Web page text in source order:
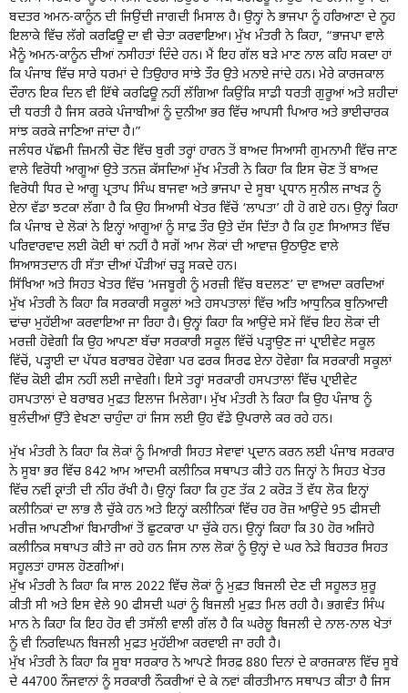
ਬਦਤਰ ਅਮਨ-ਕਾਨੂੰਨ ਦੀ ਜਿਉਂਦੀ ਜਾਗਦੀ ਮਿਸਾਲ ਹੈ। ਉਨ੍ਹਾਂ ਨੇ ਭਾਜਪਾ ਨੂੰ ਹਰਿਆਣਾ ਦੇ ਨੂਹ
ਇਲਾਕੇ ਵਿੱਚ ਲੱਗੇ ਕਰਫਿਊ ਦਾ ਵੀ ਚੇਤਾ ਕਰਵਾਇਆ। ਮੁੱਖ ਮੰਤਰੀ ਨੇ ਕਿਹਾ, “ਭਾਜਪਾ ਵਾਲੇ
ਮੈਨੂੰ ਅਮਨ-ਕਾਨੂੰਨ ਦੀਆਂ ਨਸੀਹਤਾਂ ਦਿੰਦੇ ਹਨ। ਮੈਂ ਇਹ ਗੱਲ ਬੜੇ ਮਾਣ ਨਾਲ ਕਹਿ ਸਕਦਾ ਹਾਂ
ਕਿ ਪੰਜਾਬ ਵਿੱਚ ਸਾਰੇ ਧਰਮਾਂ ਦੇ ਤਿਉਹਾਰ ਸਾਂਝੇ ਤੌਰ ਉਤੇ ਮਨਾਏ ਜਾਂਦੇ ਹਨ। ਮੇਰੇ ਕਾਰਜਕਾਲ
ਦੌਰਾਨ ਇਕ ਦਿਨ ਵੀ ਇੱਥੇ ਕਰਫਿਊ ਨਹੀਂ ਲੱਗਿਆ ਕਿਉਂਕਿ ਸਾਡੀ ਧਰਤੀ ਗੁਰੂਆਂ ਅਤੇ ਸ਼ਹੀਦਾਂ
ਦੀ ਧਰਤੀ ਹੈ ਜਿਸ ਕਰਕੇ ਪੰਜਾਬੀਆਂ ਨੂੰ ਦੁਨੀਆ ਭਰ ਵਿੱਚ ਆਪਸੀ ਪਿਆਰ ਅਤੇ ਭਾਈਚਾਰਕ
ਸਾਂਝ ਕਰਕੇ ਜਾਣਿਆ ਜਾਂਦਾ ਹੈ।”
ਜਲੰਧਰ ਪੱਛਮੀ ਜ਼ਿਮਨੀ ਚੋਣ ਵਿੱਚ ਬੁਰੀ ਤਰ੍ਹਾਂ ਹਾਰਨ ਤੋਂ ਬਾਅਦ ਸਿਆਸੀ ਗੁਮਨਾਮੀ ਵਿੱਚ ਜਾਣ
ਵਾਲੇ ਵਿਰੋਧੀ ਆਗੂਆਂ ਉਤੇ ਤਨਜ਼ ਕੱਸਦਿਆਂ ਮੁੱਖ ਮੰਤਰੀ ਨੇ ਕਿਹਾ ਕਿ ਇਸ ਚੋਣ ਤੋਂ ਬਾਅਦ
ਵਿਰੋਧੀ ਧਿਰ ਦੇ ਆਗੂ ਪ੍ਰਤਾਪ ਸਿੰਘ ਬਾਜਵਾ ਅਤੇ ਭਾਜਪਾ ਦੇ ਸੂਬਾ ਪ੍ਰਧਾਨ ਸੁਨੀਲ ਜਾਖੜ ਨੂੰ
ਏਨਾ ਵੱਡਾ ਝਟਕਾ ਲੱਗਾ ਹੈ ਕਿ ਉਹ ਸਿਆਸੀ ਖੇਤਰ ਵਿੱਚੋਂ ‘ਲਾਪਤਾ’ ਹੀ ਹੋ ਗਏ ਹਨ। ਉਨ੍ਹਾਂ ਕਿਹਾ
ਕਿ ਪੰਜਾਬ ਦੇ ਲੋਕਾਂ ਨੇ ਇਨ੍ਹਾਂ ਆਗੂਆਂ ਨੂੰ ਸਾਫ਼ ਤੌਰ ਉਤੇ ਦੱਸ ਦਿੱਤਾ ਹੈ ਕਿ ਹੁਣ ਸਿਆਸਤ ਵਿੱਚ
ਪਰਿਵਾਰਵਾਦ ਲਈ ਕੋਈ ਥਾਂ ਨਹੀਂ ਹੈ ਸਗੋਂ ਆਮ ਲੋਕਾਂ ਦੀ ਆਵਾਜ਼ ਉਠਾਉਣ ਵਾਲੇ
ਸਿਆਸਤਦਾਨ ਹੀ ਸੱਤਾ ਦੀਆਂ ਪੌੜੀਆਂ ਚੜ੍ਹ ਸਕਦੇ ਹਨ।
ਸਿੱਖਿਆ ਅਤੇ ਸਿਹਤ ਖੇਤਰ ਵਿੱਚ ‘ਮਜਬੂਰੀ ਨੂੰ ਮਰਜ਼ੀ ਵਿੱਚ ਬਦਲਣ’ ਦਾ ਵਾਅਦਾ ਕਰਦਿਆਂ
ਮੁੱਖ ਮੰਤਰੀ ਨੇ ਕਿਹਾ ਕਿ ਸਰਕਾਰੀ ਸਕੂਲਾਂ ਅਤੇ ਹਸਪਤਾਲਾਂ ਵਿੱਚ ਅਤਿ ਆਧੁਨਿਕ ਬੁਨਿਆਦੀ
ਢਾਂਚਾ ਮੁਹੱਈਆ ਕਰਵਾਇਆ ਜਾ ਰਿਹਾ ਹੈ। ਉਨ੍ਹਾਂ ਕਿਹਾ ਕਿ ਆਉਂਦੇ ਸਮੇਂ ਵਿੱਚ ਇਹ ਲੋਕਾਂ ਦੀ
ਮਰਜ਼ੀ ਹੋਵੇਗੀ ਕਿ ਉਹ ਆਪਣਾ ਬੱਚਾ ਸਰਕਾਰੀ ਸਕੂਲ ਵਿੱਚੋਂ ਪੜ੍ਹਾਉਣ ਜਾਂ ਪ੍ਰਾਈਵੇਟ ਸਕੂਲ
ਵਿੱਚੋਂ, ਪੜ੍ਹਾਈ ਦਾ ਪੱਧਰ ਬਰਾਬਰ ਹੋਵੇਗਾ ਪਰ ਫਰਕ ਸਿਰਫ ਏਨਾ ਹੋਵੇਗਾ ਕਿ ਸਰਕਾਰੀ ਸਕੂਲਾਂ
ਵਿੱਚ ਕੋਈ ਫੀਸ ਨਹੀਂ ਲਈ ਜਾਵੇਗੀ। ਇਸੇ ਤਰ੍ਹਾਂ ਸਰਕਾਰੀ ਹਸਪਤਾਲਾਂ ਵਿੱਚ ਪ੍ਰਾਈਵੇਟ
ਹਸਪਤਾਲਾਂ ਦੇ ਬਰਾਬਰ ਮੁਫ਼ਤ ਇਲਾਜ ਮਿਲੇਗਾ। ਮੁੱਖ ਮੰਤਰੀ ਨੇ ਕਿਹਾ ਕਿ ਉਹ ਪੰਜਾਬ ਨੂੰ
ਬੁਲੰਦੀਆਂ ਉੱਤੇ ਵੇਖਣਾ ਚਾਹੁੰਦਾ ਹਾਂ ਜਿਸ ਲਈ ਉਹ ਵੱਡੇ ਉਪਰਾਲੇ ਕਰ ਰਹੇ ਹਨ।
ਮੁੱਖ ਮੰਤਰੀ ਨੇ ਕਿਹਾ ਕਿ ਲੋਕਾਂ ਨੂੰ ਮਿਆਰੀ ਸਿਹਤ ਸੇਵਾਵਾਂ ਪ੍ਰਦਾਨ ਕਰਨ ਲਈ ਪੰਜਾਬ ਸਰਕਾਰ
ਨੇ ਸੂਬਾ ਭਰ ਵਿੱਚ 842 ਆਮ ਆਦਮੀ ਕਲੀਨਿਕ ਸਥਾਪਤ ਕੀਤੇ ਹਨ ਜਿਨ੍ਹਾਂ ਨੇ ਸਿਹਤ ਖੇਤਰ
ਵਿੱਚ ਨਵੀਂ ਕ੍ਰਾਂਤੀ ਦੀ ਨੀਂਹ ਰੱਖੀ ਹੈ। ਉਨ੍ਹਾਂ ਕਿਹਾ ਕਿ ਹੁਣ ਤੱਕ 2 ਕਰੋੜ ਤੋਂ ਵੱਧ ਲੋਕ ਇਨ੍ਹਾਂ
ਕਲੀਨਿਕਾਂ ਦਾ ਲਾਭ ਲੈ ਚੁੱਕੇ ਹਨ ਅਤੇ ਇਨ੍ਹਾਂ ਕਲੀਨਿਕਾਂ ਵਿੱਚ ਹਰ ਰੋਜ਼ ਆਉਂਦੇ 95 ਫੀਸਦੀ
ਮਰੀਜ਼ ਆਪਣੀਆਂ ਬਿਮਾਰੀਆਂ ਤੋਂ ਛੁਟਕਾਰਾ ਪਾ ਚੁੱਕੇ ਹਨ। ਉਨ੍ਹਾਂ ਕਿਹਾ ਕਿ 30 ਹੋਰ ਅਜਿਹੇ
ਕਲੀਨਿਕ ਸਥਾਪਤ ਕੀਤੇ ਜਾ ਰਹੇ ਹਨ ਜਿਸ ਨਾਲ ਲੋਕਾਂ ਨੂੰ ਉਨ੍ਹਾਂ ਦੇ ਘਰ ਨੇੜੇ ਬਿਹਤਰ ਸਿਹਤ
ਸਹੂਲਤਾਂ ਹਾਸਲ ਹੋਣਗੀਆਂ।
ਮੁੱਖ ਮੰਤਰੀ ਨੇ ਕਿਹਾ ਕਿ ਸਾਲ 2022 ਵਿੱਚ ਲੋਕਾਂ ਨੂੰ ਮੁਫ਼ਤ ਬਿਜਲੀ ਦੇਣ ਦੀ ਸਹੂਲਤ ਸ਼ੁਰੂ
ਕੀਤੀ ਸੀ ਅਤੇ ਇਸ ਵੇਲੇ 90 ਫੀਸਦੀ ਘਰਾਂ ਨੂੰ ਬਿਜਲੀ ਮੁਫ਼ਤ ਮਿਲ ਰਹੀ ਹੈ। ਭਗਵੰਤ ਸਿੰਘ
ਮਾਨ ਨੇ ਕਿਹਾ ਕਿ ਇਹ ਹੋਰ ਵੀ ਤਸੱਲੀ ਵਾਲੀ ਗੱਲ ਹੈ ਕਿ ਘਰੇਲੂ ਬਿਜਲੀ ਦੇ ਨਾਲ-ਨਾਲ ਖੇਤਾਂ
ਨੂੰ ਵੀ ਨਿਰਵਿਘਨ ਬਿਜਲੀ ਮੁਫ਼ਤ ਮੁਹੱਈਆ ਕਰਵਾਈ ਜਾ ਰਹੀ ਹੈ।
ਮੁੱਖ ਮੰਤਰੀ ਨੇ ਕਿਹਾ ਕਿ ਸੂਬਾ ਸਰਕਾਰ ਨੇ ਆਪਣੇ ਸਿਰਫ਼ 880 ਦਿਨਾਂ ਦੇ ਕਾਰਜਕਾਲ ਵਿੱਚ ਸੂਬੇ
ਦੇ 44700 ਨੌਜਵਾਨਾਂ ਨੂੰ ਸਰਕਾਰੀ ਨੌਕਰੀਆਂ ਦੇ ਕੇ ਨਵਾਂ ਕੀਰਤੀਮਾਨ ਸਥਾਪਤ ਕੀਤਾ ਹੈ ਜਿਸ